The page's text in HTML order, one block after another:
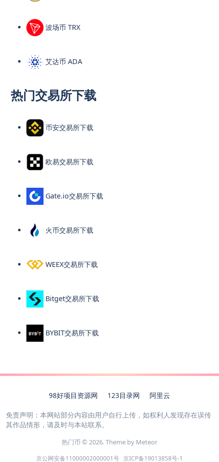
波场币 TRX
艾达币 ADA
热门交易所下载
币安交易所下载
欧易交易所下载
Gate.io交易所下载
火币交易所下载
WEEX交易所下载
Bitget交易所下载
BYBIT交易所下载
98好项目资源网 123目录网 阿里云
免责声明：本网站部分内容由用户自行上传，如权利人发现存在误传
其作品情形，请及时与本站联系。
热门币 © 2026. Theme by Meteor
京公网安备11000002000001号 京ICP备19013858号-1